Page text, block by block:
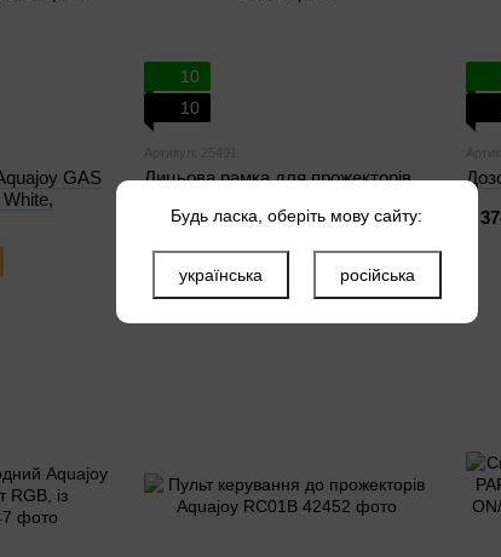
GAS
10
10
Артикул: 25491
Лицьова рамка для прожекторів
1
Будь ласка, оберіть мову сайту:
українська російська